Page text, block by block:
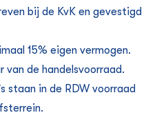
bij de KvK en gevestigd
15% eigen vermogen.
de handelsvoorraad.
staan in de RDW voorraad